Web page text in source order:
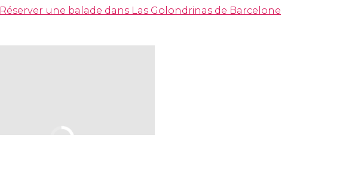
Réserver une balade dans Las Golondrinas de Barcelone